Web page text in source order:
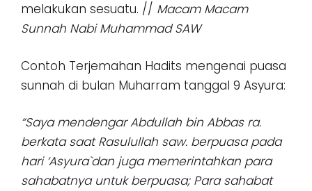
melakukan sesuatu. // Macam Macam
Sunnah Nabi Muhammad SAW
Contoh Terjemahan Hadits mengenai puasa
sunnah di bulan Muharram tanggal 9 Asyura:
“Saya mendengar Abdullah bin Abbas ra.
berkata saat Rasulullah saw. berpuasa pada
hari ‘Asyura`dan juga memerintahkan para
sahabatnya untuk berpuasa; Para sahabat